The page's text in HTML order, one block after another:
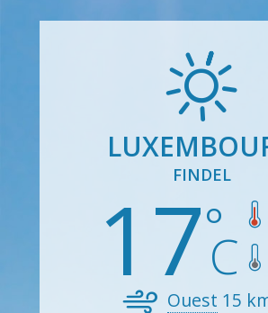
FINDEL
17
Ouest 15